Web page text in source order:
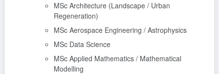
MSc Architecture (Landscape / Urban
Regeneration)
MSc Aerospace Engineering / Astrophysics
MSc Data Science
MSc Applied Mathematics / Mathematical
Modelling